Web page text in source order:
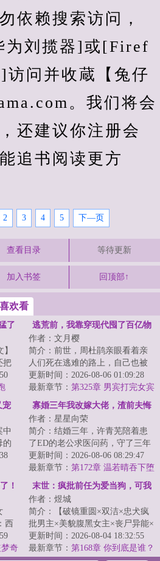
依赖搜索访问，
为刘揽器]或[Firef
访问并收蔵【兔仔
。我们将会
还建议你注册会
追书阅读更方
2 3 4 5 下—页
查看目录 等待更新
加入书签 回顶部↑
欢看
了
把
逃荒前，我靠穿现代囤了百亿物
作者：文月樱
简介：前世，周杜鹃亲眼看着亲
人们死在逃难的路上，自己也被
金兵殴打致死 。&lt;br/&gt;再次
睁眼，她竟...
更新时间：2026-08-06 01:09:28
最新章节： 第325章 男宾打完女宾
打
宠
中
的
寡婚三年我改嫁大佬，渣前夫悔
疯了
作者：星星向荣
简介：结婚三年，许青芜陪着患
了ED的老公求医问药，守了三年
活寡无怨无悔。&lt;br/&gt;换来的
不是老公的...
更新时间：2026-08-06 08:29:47
最新章节： 第172章 温若晴吞下堕
胎药
！
西
奇
末世：疯批前任为爱当狗，可我
作者：煜城
简介：【破镜重圆×双洁×忠犬疯
批男主×美貌腹黑女主×丧尸异能×
大佬×甜宠】&lt;br/&gt;乔溪在末
世初...
更新时间：2026-08-04 18:32:55
最新章节： 第168章 你到底是谁？